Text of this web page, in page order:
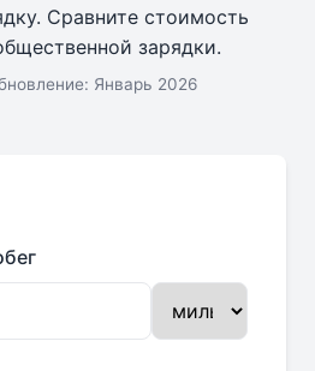
Сравните стоимость
зарядки.
Январь 2026